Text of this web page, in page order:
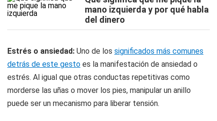
mano izquierda y por qué habla
del dinero
Estrés o ansiedad: Uno de los significados más comunes
detrás de este gesto es la manifestación de ansiedad o
estrés. Al igual que otras conductas repetitivas como
morderse las uñas o mover los pies, manipular un anillo
puede ser un mecanismo para liberar tensión.